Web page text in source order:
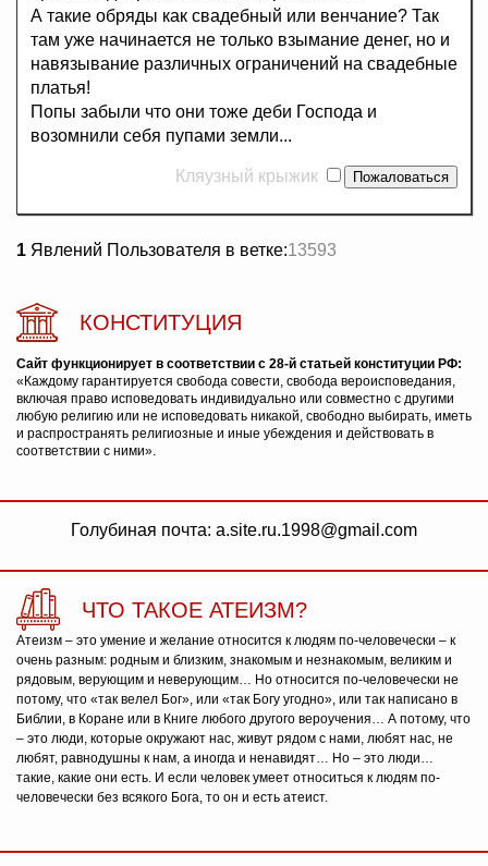
А такие обряды как свадебный или венчание? Так
там уже начинается не только взымание денег, но и
навязывание различных ограничений на свадебные
платья!
Попы забыли что они тоже деби Господа и
возомнили себя пупами земли...
Кляузный крыжик
1 Явлений Пользователя в ветке:13593
КОНСТИТУЦИЯ
Сайт функционирует в соответствии с 28-й статьей конституции РФ:
«Каждому гарантируется свобода совести, свобода вероисповедания,
включая право исповедовать индивидуально или совместно с другими
любую религию или не исповедовать никакой, свободно выбирать, иметь
и распространять религиозные и иные убеждения и действовать в
соответствии с ними».
Голубиная почта: a.site.ru.1998@gmail.com
ЧТО ТАКОЕ АТЕИЗМ?
Атеизм – это умение и желание относится к людям по-человечески – к
очень разным: родным и близким, знакомым и незнакомым, великим и
рядовым, верующим и неверующим… Но относится по-человечески не
потому, что «так велел Бог», или «так Богу угодно», или так написано в
Библии, в Коране или в Книге любого другого вероучения… А потому, что
– это люди, которые окружают нас, живут рядом с нами, любят нас, не
любят, равнодушны к нам, а иногда и ненавидят… Но – это люди…
такие, какие они есть. И если человек умеет относиться к людям по-
человечески без всякого Бога, то он и есть атеист.